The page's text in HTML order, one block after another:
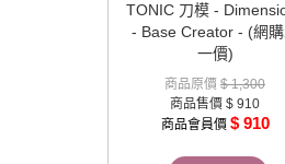
TONIC 刀模 -
- Base Creator - (網
一價)
商品原價 $ 1,300
商品售價 $ 910
商品會員價 $ 910